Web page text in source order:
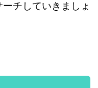
チしていきましょ